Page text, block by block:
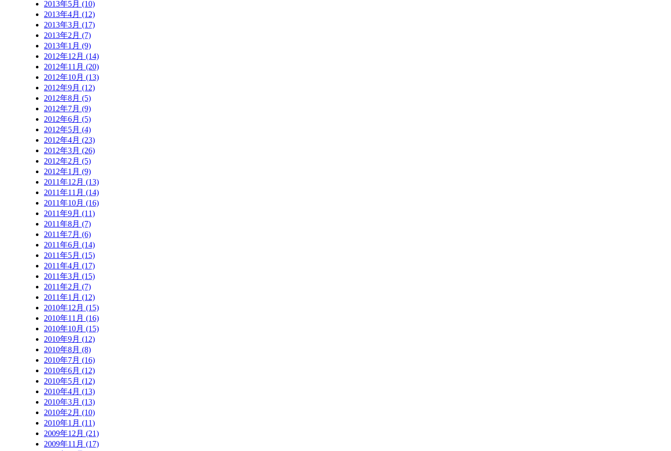
2013年5月 (10)
2013年4月 (12)
2013年3月 (17)
2013年2月 (7)
2013年1月 (9)
2012年12月 (14)
2012年11月 (20)
2012年10月 (13)
2012年9月 (12)
2012年8月 (5)
2012年7月 (9)
2012年6月 (5)
2012年5月 (4)
2012年4月 (23)
2012年3月 (26)
2012年2月 (5)
2012年1月 (9)
2011年12月 (13)
2011年11月 (14)
2011年10月 (16)
2011年9月 (11)
2011年8月 (7)
2011年7月 (6)
2011年6月 (14)
2011年5月 (15)
2011年4月 (17)
2011年3月 (15)
2011年2月 (7)
2011年1月 (12)
2010年12月 (15)
2010年11月 (16)
2010年10月 (15)
2010年9月 (12)
2010年8月 (8)
2010年7月 (16)
2010年6月 (12)
2010年5月 (12)
2010年4月 (13)
2010年3月 (13)
2010年2月 (10)
2010年1月 (11)
2009年12月 (21)
2009年11月 (17)